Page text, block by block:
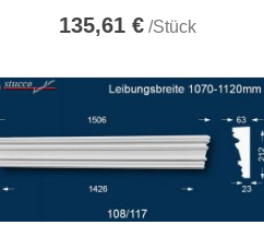
135,61 € /Stück